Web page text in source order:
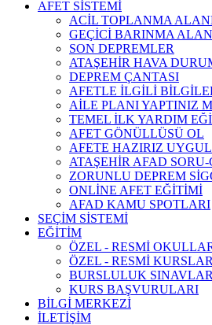
AFET SİSTEMİ
ACİL TOPLANMA
GEÇİCİ BARINMA
SON DEPREMLER
ATAŞEHİR HAVA
DEPREM ÇANTASI
AFETLE İLGİLİ
AİLE PLANI YAPTINIZ
TEMEL İLK YARDIM
AFET GÖNÜLLÜSÜ OL
AFETE HAZIRIZ
ATAŞEHİR AFAD
ZORUNLU DEPREM
ONLİNE AFET EĞİTİMİ
AFAD KAMU SPOTLARI
SEÇİM SİSTEMİ
EĞİTİM
ÖZEL - RESMİ
ÖZEL - RESMİ KURSLAR
BURSLULUK
KURS BAŞVURULARI
BİLGİ MERKEZİ
İLETİŞİM